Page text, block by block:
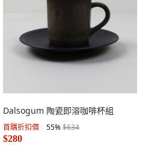
Dalsogum 陶瓷即溶咖啡杯組
首購折扣價 55%$634
$280